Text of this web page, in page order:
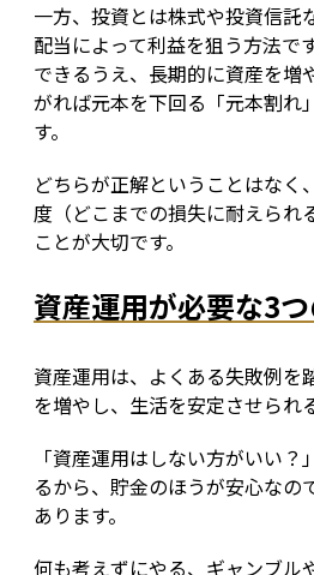
一方、投資とは株式や投資信託
配当によって利益を狙う方法で
できるうえ、長期的に資産を増
がれば元本を下回る「元本割れ
す。
どちらが正解ということはなく
度（どこまでの損失に耐えられ
ことが大切です。
資産運用が必要な3
資産運用は、よくある失敗例を
を増やし、生活を安定させられ
「資産運用はしない方がいい
るから、貯金のほうが安心なの
あります。
何も考えずにやる、ギャンブル